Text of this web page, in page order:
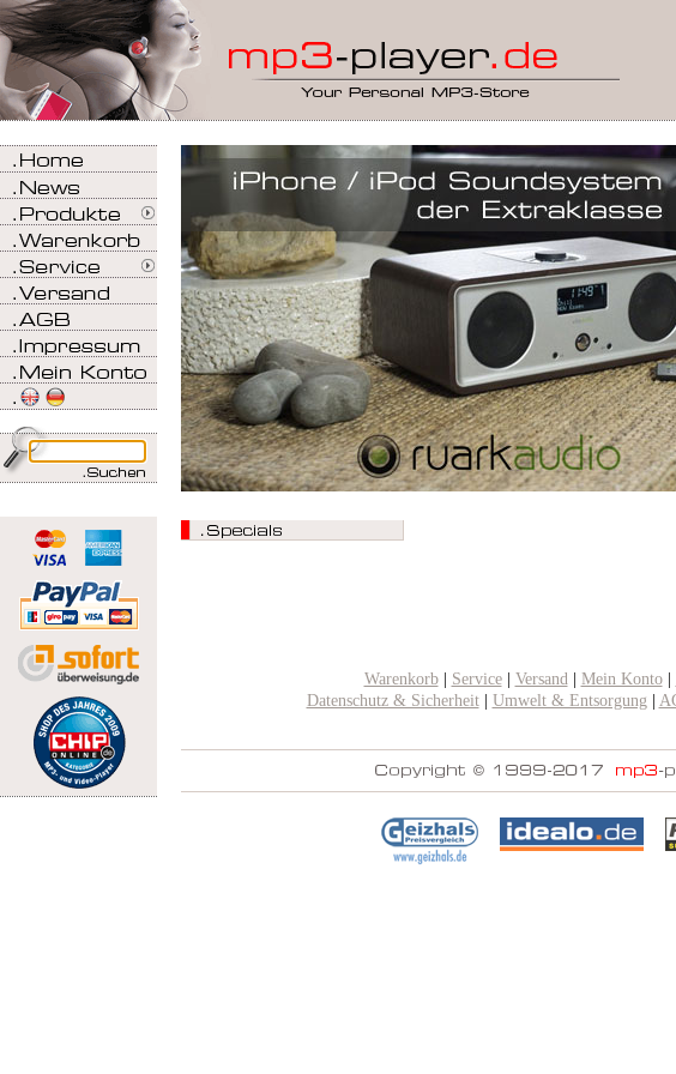
Warenkorb| Service| Versand| Mein Konto|
Datenschutz & Sicherheit| Umwelt & Entsorgung|